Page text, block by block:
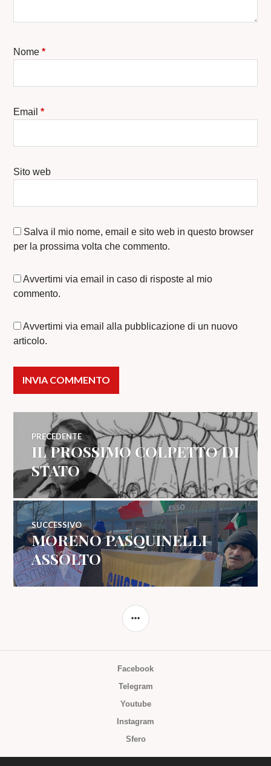
Nome*
Email*
Sito web
Salva il mio nome, email e sito web in questo browser
per la prossima volta che commento.
Avvertimi via email in caso di risposte al mio
commento.
Avvertimi via email alla pubblicazione di un nuovo
articolo.
Navigazione
articoli
PRECEDENTE
Articolo
precedente:
IL PROSSIMO COLPETTO DI
STATO
SUCCESSIVO
Articolo
successivo:
MORENO PASQUINELLI
ASSOLTO
BARRA
Facebook
Telegram
Youtube
Instagram
Sfero